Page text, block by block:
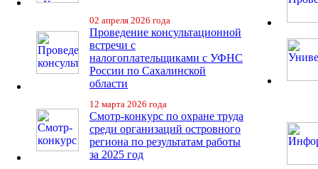
02 апреля 2026 года
Проведение консультационной
встречи с
налогоплательщиками с УФНС
России по Сахалинской
области
12 марта 2026 года
Смотр-конкурс по охране труда
среди организаций островного
региона по результатам работы
за 2025 год